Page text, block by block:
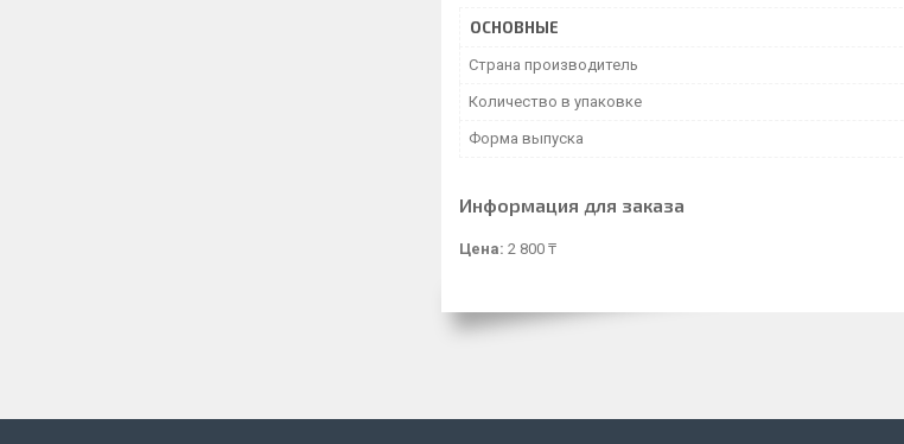
ОСНОВНЫЕ
Страна производитель
Количество в упаковке
Форма выпуска
Информация для заказа
Цена: 2 800 ₸